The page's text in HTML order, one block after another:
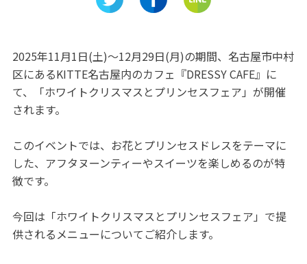
2025年11月1日(土)～12月29日(月)の期間、名古屋市中村
区にあるKITTE名古屋内のカフェ『DRESSY CAFE』に
て、「ホワイトクリスマスとプリンセスフェア」が開催
されます。
このイベントでは、お花とプリンセスドレスをテーマに
した、アフタヌーンティーやスイーツを楽しめるのが特
徴です。
今回は「ホワイトクリスマスとプリンセスフェア」で提
供されるメニューについてご紹介します。